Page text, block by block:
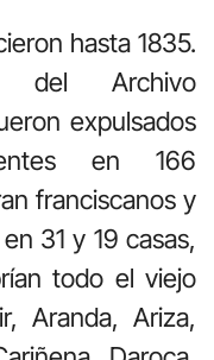
hasta 1835.
del Archivo
expulsados
en 166
franciscanos y
31 y 19 casas,
todo el viejo
Aranda, Ariza,